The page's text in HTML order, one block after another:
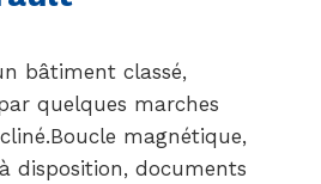
bâtiment classé,
quelques marches
magnétique,
disposition, documents